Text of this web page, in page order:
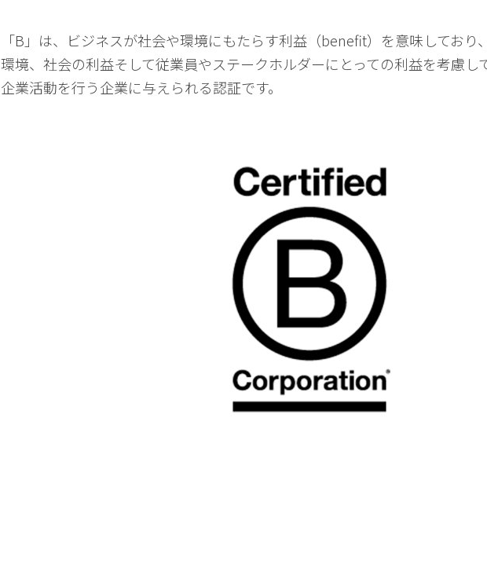
「B」は、ビジネスが社会や環境にもたらす利益（benefit）を意味しており、
環境、社会の利益そして従業員やステークホルダーにとっての利益を考慮し
企業活動を行う企業に与えられる認証です。